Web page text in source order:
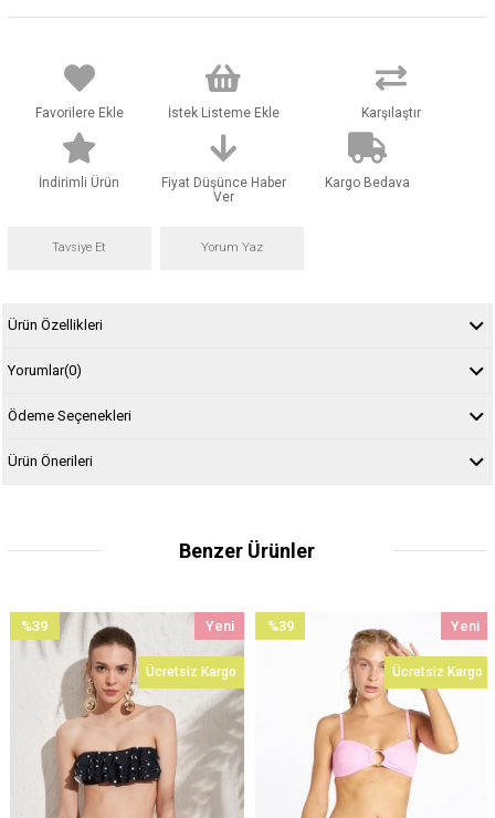
Favorilere Ekle İstek Listeme Ekle Karşılaştır
İndirimli Ürün
Fiyat Düşünce Haber
Ver
Kargo Bedava
Tavsiye Et Yorum Yaz
Ürün Özellikleri
Yorumlar(0)
Ödeme Seçenekleri
Ürün Önerileri
Benzer Ürünler
%39
İndirim
%39İndirim
Ücretsiz Kargo
Yeni
Ürün
%39
Ücretsiz Kargo
Yeni
Ürün